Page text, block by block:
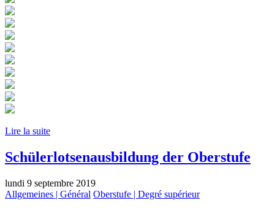
Lire la suite
Schülerlotsenausbildung der Oberstufe
lundi 9 septembre 2019
Allgemeines | Général Oberstufe | Degré supérieur